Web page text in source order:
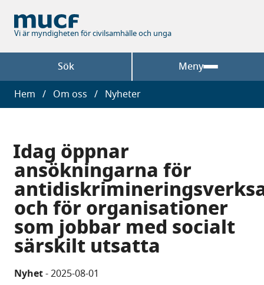
huvudinnehåll
Vi är myndigheten för civilsamhälle och unga
Sök Meny
Länkstig
Hem Om oss Nyheter
Idag öppnar
ansökningarna för
och för organisationer
som jobbar med socialt
särskilt utsatta
Nyhet-2025-08-01